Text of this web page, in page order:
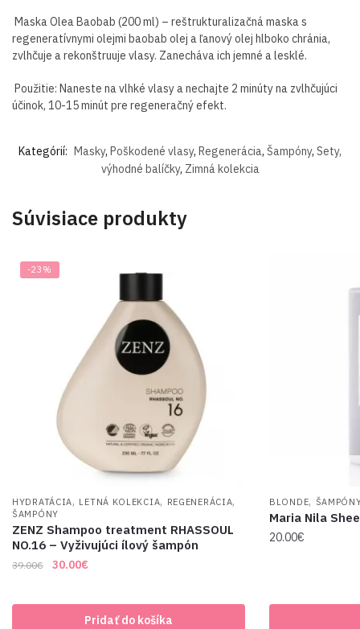
Maska Olea Baobab (200 ml) – reštrukturalizačná maska ​​s
regeneratívnymi olejmi baobab olej a ľanový olej hlboko chránia,
zvlhčuje a rekonštruuje vlasy. Zanecháva ich jemné a lesklé.
Použitie: Naneste na vlhké vlasy a nechajte 2 minúty na zvlhčujúci
účinok, 10-15 minút pre regeneračný efekt.
Kategórií: Masky, Poškodené vlasy, Regenerácia, Šampóny, Sety,
výhodné balíčky, Zimná kolekcia
Súvisiace produkty
-23%
HYDRATÁCIA, LETNÁ KOLEKCIA, REGENERÁCIA,
ŠAMPÓNY
ZENZ Shampoo treatment RHASSOUL
NO.16 – Vyživujúci ílový šampón
39.00€
Original
39.00€.
30.00€Current
30.00€.
Pridať do košíka
BLONDE,
Maria Nila
20.00€